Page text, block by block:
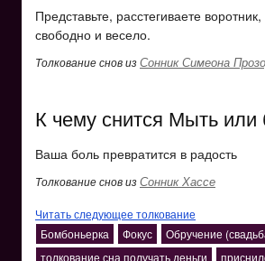
Представьте, расстегиваете
свободно и весело.
Толкование снов изСонник Симеона
К чему снится Мыть
Ваша боль превратится в радость
Толкование снов изСонник Хассе
Читать следующее толкование
Бомбоньерка
Фокус Обручение
толкование сна получать деньги